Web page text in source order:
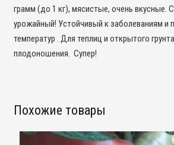
грамм (до 1 кг), мясистые, очень вкусные.
урожайный! Устойчивый к заболеваниям и
температур . Для теплиц и открытого
плодоношения. Супер!
Похожие товары